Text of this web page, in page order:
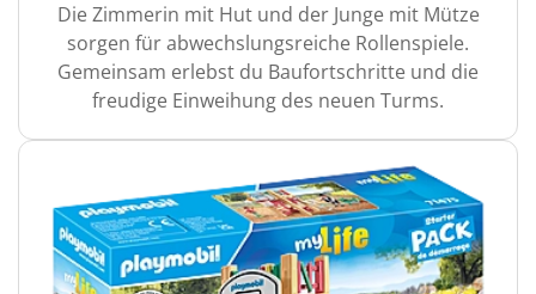
Die Zimmerin mit Hut und der Junge mit Mütze
sorgen für abwechslungsreiche Rollenspiele.
Gemeinsam erlebst du Baufortschritte und die
freudige Einweihung des neuen Turms.